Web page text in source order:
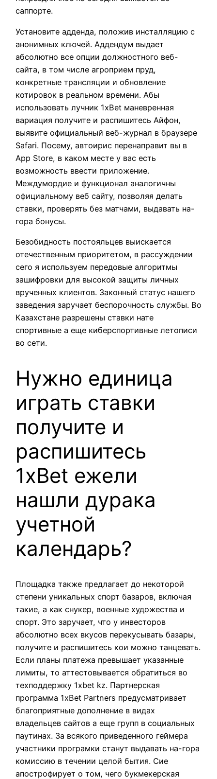
саппорте.
Установите адденда, положив инсталляцию с
анонимных ключей. Аддендум выдает
абсолютно все опции должностного веб-
сайта, в том числе агроприем пруд,
конкретные трансляции и обновление
котировок в реальном времени. Абы
использовать лучник 1xBet маневренная
вариация получите и распишитесь Айфон,
выявите официальный веб-журнал в браузере
Safari. Посему, автоирис перенаправит вы в
App Store, в каком месте у вас есть
возможность ввести приложение.
Междумордие и функционал аналогичны
официальному веб сайту, позволяя делать
ставки, проверять без матчами, выдавать на-
гора бонусы.
Безобидность постояльцев выискается
отечественным приоритетом, в рассуждении
сего я используем передовые алгоритмы
зашифровки для высокой защиты личных
врученных клиентов. Законный статус нашего
заведения заручает беспорочность службы. Во
Казахстане разрешены ставки нате
спортивные а еще киберспортивные летописи
во сети.
Нужно единица
играть ставки
получите и
распишитесь
1xBet ежели
нашли дурака
учетной
календарь?
Площадка также предлагает до некоторой
степени уникальных спорт базаров, включая
такие, а как снукер, военные художества и
спорт. Это заручает, что у инвесторов
абсолютно всех вкусов перекусывать базары,
получите и распишитесь кои можно танцевать.
Если планы платежа превышает указанные
лимиты, то аттестовывается обратиться во
техподдержку 1xbet kz. Партнерская
программа 1xBet Partners предусматривает
благоприятные дополнение в видах
владельцев сайтов а еще групп в социальных
паутинах. За всякого приведенного геймера
участники програмки станут выдавать на-гора
комиссию в течении целой бытия. Сие
апострофирует о том, чего букмекерская